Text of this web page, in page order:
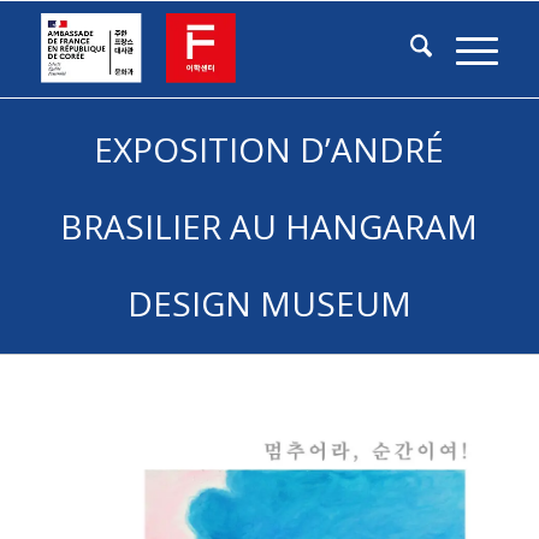
EXPOSITION D’ANDRÉ
BRASILIER AU HANGARAM
DESIGN MUSEUM